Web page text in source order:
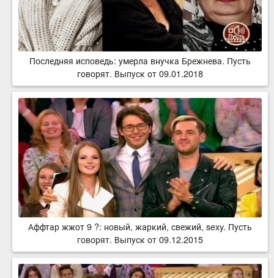
Последняя исповедь: умерла внучка Брежнева. Пусть
говорят. Выпуск от 09.01.2018
Аффтар жжот 9 ?: новый, жаркий, свежий, sexy. Пусть
говорят. Выпуск от 09.12.2015